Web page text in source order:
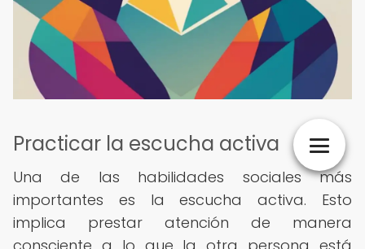
Practicar la escucha activa
Una de las habilidades sociales más
importantes es la escucha activa. Esto
implica prestar atención de manera